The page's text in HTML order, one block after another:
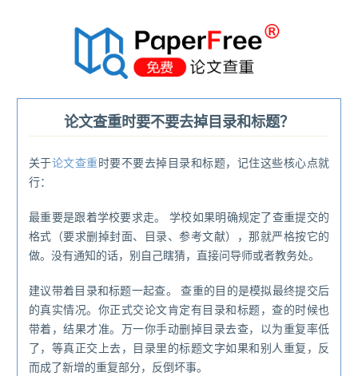
论文查重时要不要去掉目录和标题？
关于论文查重时要不要去掉目录和标题，记住这些核心点就
行：
最重要是跟着学校要求走。 学校如果明确规定了查重提交的
格式（要求删掉封面、目录、参考文献），那就严格按它的
做。没有通知的话，别自己瞎猜，直接问导师或者教务处。
建议带着目录和标题一起查。 查重的目的是模拟最终提交后
的真实情况。你正式交论文肯定有目录和标题，查的时候也
带着，结果才准。万一你手动删掉目录去查，以为重复率低
了，等真正交上去，目录里的标题文字如果和别人重复，反
而成了新增的重复部分，反倒坏事。